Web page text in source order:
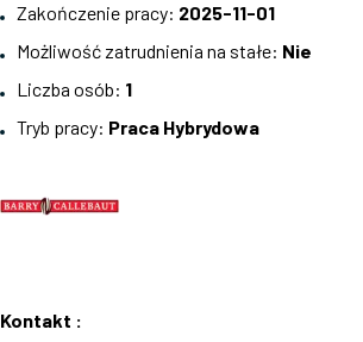
Zakończenie pracy: 2025-11-01
Możliwość zatrudnienia na stałe: Nie
Liczba osób: 1
Tryb pracy: Praca Hybrydowa
Kontakt :